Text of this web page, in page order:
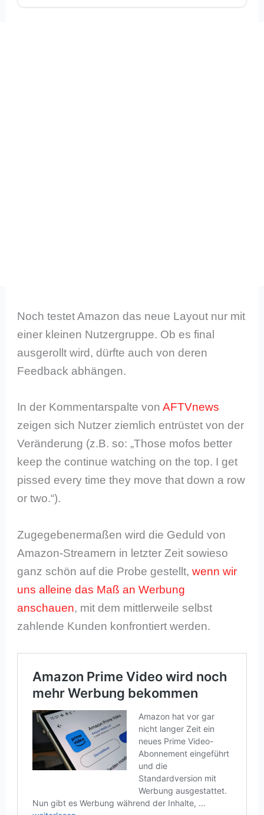
Noch testet Amazon das neue Layout nur mit
einer kleinen Nutzergruppe. Ob es final
ausgerollt wird, dürfte auch von deren
Feedback abhängen.
In der Kommentarspalte vonAFTVnews
zeigen sich Nutzer ziemlich entrüstet von der
Veränderung (z.B. so: „Those mofos better
keep the continue watching on the top. I get
pissed every time they move that down a row
or two.“).
Zugegebenermaßen wird die Geduld von
Amazon-Streamern in letzter Zeit sowieso
ganz schön auf die Probe gestellt,wenn wir
uns alleine das Maß an Werbung
anschauen, mit dem mittlerweile selbst
zahlende Kunden konfrontiert werden.